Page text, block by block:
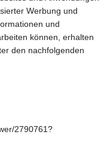
Werbung und
und
können, erhalten
den nachfolgenden
2790761?